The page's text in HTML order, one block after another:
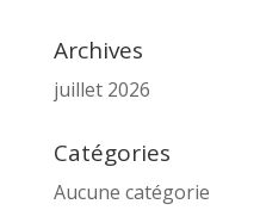
Archives
juillet 2026
Catégories
Aucune catégorie